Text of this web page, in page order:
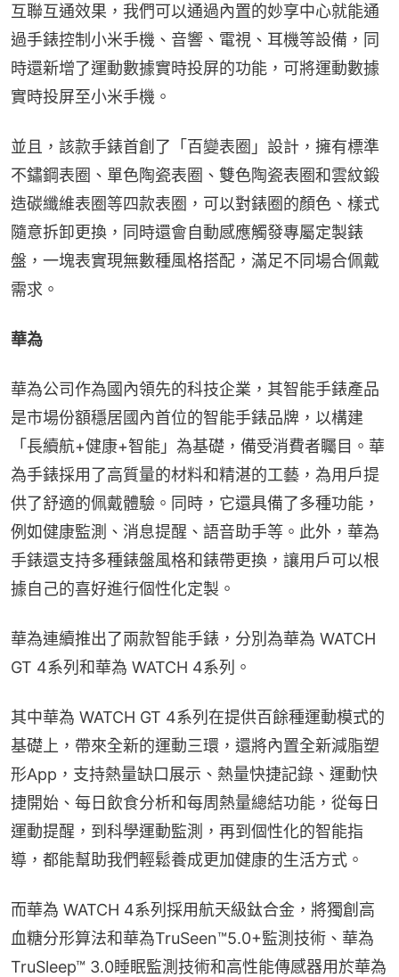
互聯互通效果，我們可以通過內置的妙享中心就能通
過手錶控制小米手機、音響、電視、耳機等設備，同
時還新增了運動數據實時投屏的功能，可將運動數據
實時投屏至小米手機。
並且，該款手錶首創了「百變表圈」設計，擁有標準
不鏽鋼表圈、單色陶瓷表圈、雙色陶瓷表圈和雲紋鍛
造碳纖維表圈等四款表圈，可以對錶圈的顏色、樣式
隨意拆卸更換，同時還會自動感應觸發專屬定製錶
盤，一塊表實現無數種風格搭配，滿足不同場合佩戴
需求。
華為
華為公司作為國內領先的科技企業，其智能手錶產品
是市場份額穩居國內首位的智能手錶品牌，以構建
「長續航+健康+智能」為基礎，備受消費者矚目。華
為手錶採用了高質量的材料和精湛的工藝，為用戶提
供了舒適的佩戴體驗。同時，它還具備了多種功能，
例如健康監測、消息提醒、語音助手等。此外，華為
手錶還支持多種錶盤風格和錶帶更換，讓用戶可以根
據自己的喜好進行個性化定製。
華為連續推出了兩款智能手錶，分別為華為 WATCH
GT 4系列和華為 WATCH 4系列。
其中華為 WATCH GT 4系列在提供百餘種運動模式的
基礎上，帶來全新的運動三環，還將內置全新減脂塑
形App，支持熱量缺口展示、熱量快捷記錄、運動快
捷開始、每日飲食分析和每周熱量總結功能，從每日
運動提醒，到科學運動監測，再到個性化的智能指
導，都能幫助我們輕鬆養成更加健康的生活方式。
而華為 WATCH 4系列採用航天級鈦合金，將獨創高
血糖分形算法和華為TruSeen™5.0+監測技術、華為
TruSleep™ 3.0睡眠監測技術和高性能傳感器用於華為